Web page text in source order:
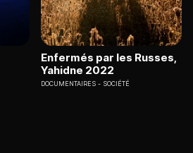
Enfermés par les Russes,
Yahidne 2022
DOCUMENTAIRES SOCIÉTÉ